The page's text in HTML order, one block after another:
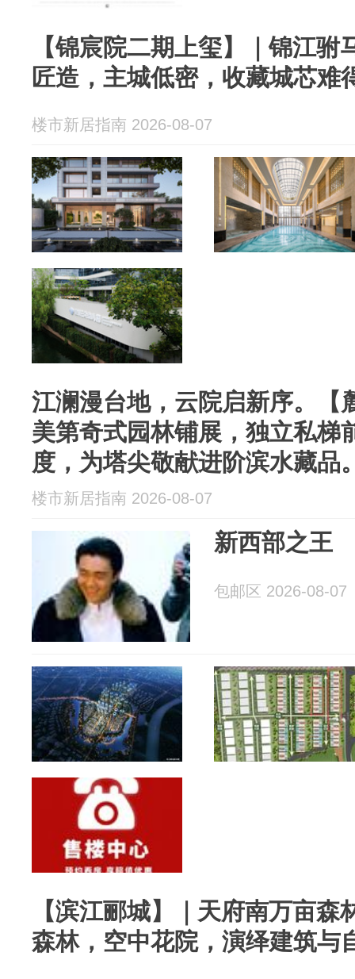
【锦宸院二期上玺】｜锦江
匠造，主城低密，收藏城芯难
楼市新居指南 2026-08-07
江澜漫台地，云院启新序。【
美第奇式园林铺展，独立私梯
度，为塔尖敬献进阶滨水藏品
楼市新居指南 2026-08-07
新西部之王
包邮区 2026-08-07
【滨江郦城】｜天府南万亩
森林，空中花院，演绎建筑与